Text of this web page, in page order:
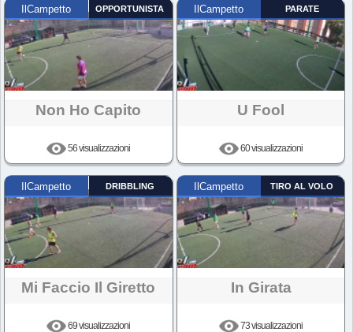
IlCampetto OPPORTUNISTA
Non Ho Capito
56 visualizzazioni
IlCampetto PARATE
U Fool
60 visualizzazioni
IlCampetto DRIBBLING
Mi Faccio Il Giretto
69 visualizzazioni
IlCampetto TIRO AL VOLO
In Girata
73 visualizzazioni